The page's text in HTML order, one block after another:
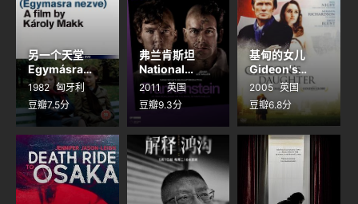
另一个天堂
Egymásra
nézve
1982 匈牙利
豆瓣7.5分
弗兰肯斯坦
National
Theatre Live:
Frankenstein
2011 英国
豆瓣9.3分
基甸的女儿
Gideon's
Daughter
2005 英国
豆瓣6.8分